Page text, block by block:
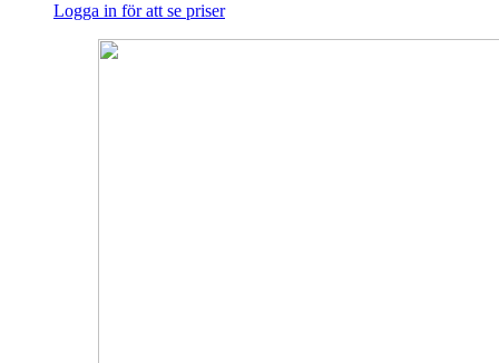
Logga in för att se priser